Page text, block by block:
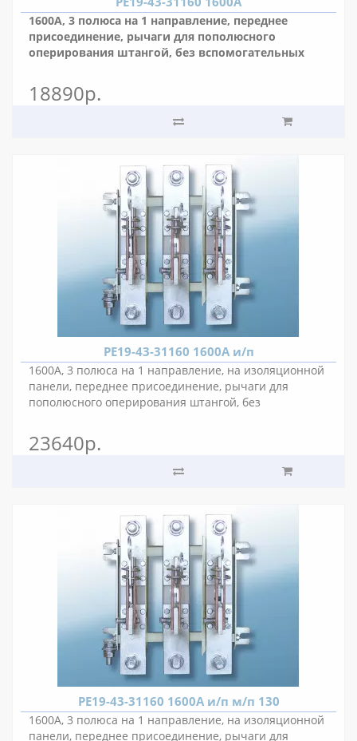
1600А, 3 полюса на 1 направление, переднее
присоединение, рычаги для пополюсного
оперирования штангой, без вспомогательных
18890р.
РЕ19-43-31160 1600А и/п
1600А, 3 полюса на 1 направление, на изоляционной
панели, переднее присоединение, рычаги для
пополюсного оперирования штангой, без
расстояние 80 мм.
23640р.
РЕ19-43-31160 1600А и/п м/п 130
1600А, 3 полюса на 1 направление, на изоляционной
панели, переднее присоединение, рычаги для